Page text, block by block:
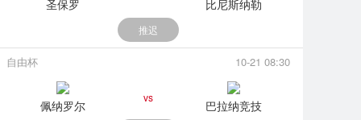
圣保罗 比尼斯纳勒
推迟
自由杯 10-21 08:30
佩纳罗尔
vs
巴拉纳竞技